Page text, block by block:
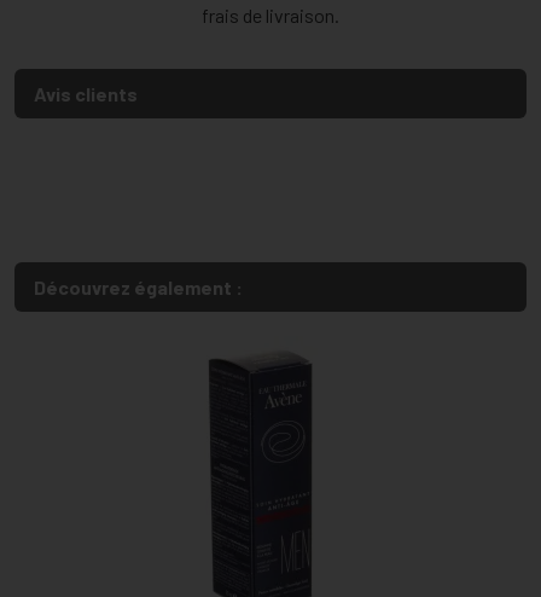
frais de livraison.
Avis clients
Découvrez également :